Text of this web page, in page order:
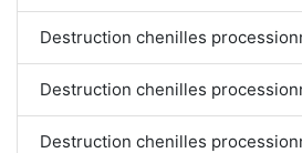
Destruction chenilles
Destruction chenilles
Destruction chenilles